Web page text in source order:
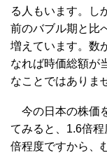
る人もいます。し
前のバブル期と比
増えています。数
なれば時価総額が
なことではありま
今の日本の株価
てみると、1.6倍
倍程度ですから、